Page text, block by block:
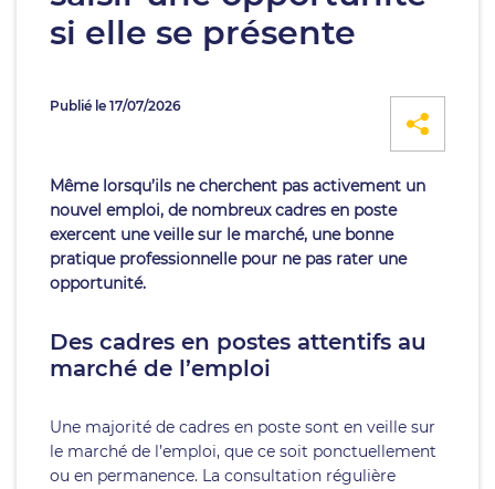
si elle se présente
Publié le 17/07/2026
Même lorsqu’ils ne cherchent pas activement un
nouvel emploi, de nombreux cadres en poste
exercent une veille sur le marché, une bonne
pratique professionnelle pour ne pas rater une
opportunité.
Des cadres en postes attentifs au
marché de l’emploi
Une majorité de cadres en poste sont en veille sur
le marché de l’emploi, que ce soit ponctuellement
ou en permanence. La consultation régulière